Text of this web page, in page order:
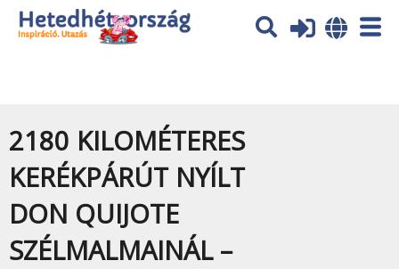
Az oldal sütiket (cookies) használ. További tájékoztatás itt:
Adatvédelmi tájékoztató
2180 KILOMÉTERES
KERÉKPÁRÚT NYÍLT
DON QUIJOTE
SZÉLMALMAINÁL –